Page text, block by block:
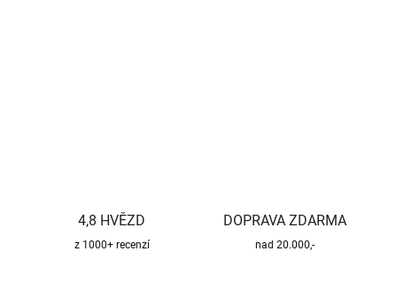
4,8 HVĚZD
z 1000+ recenzí
DOPRAVA ZDARMA
nad 20.000,-